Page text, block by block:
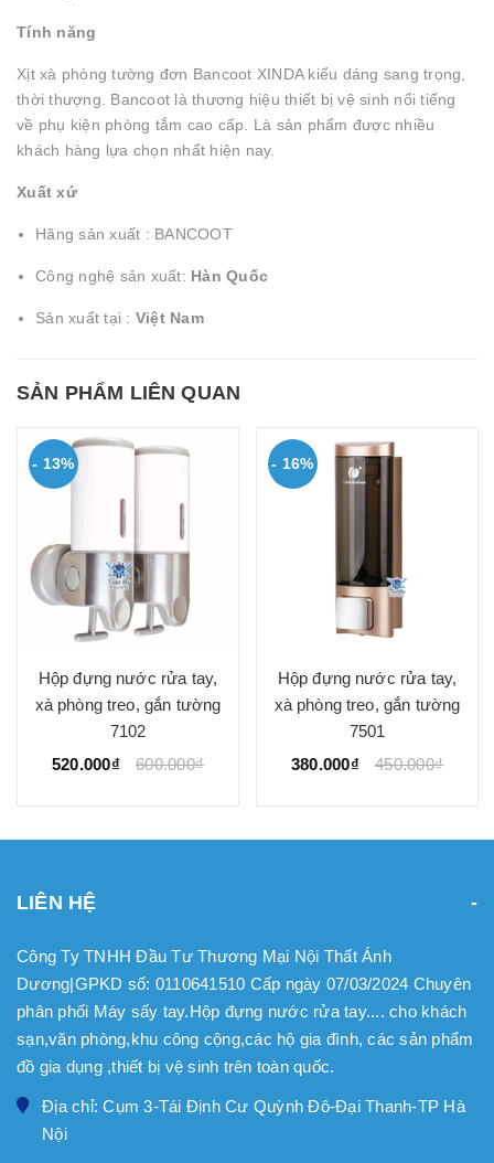
Tính năng
Xịt xà phòng tường đơn Bancoot XINDA kiểu dáng sang trọng,
thời thượng. Bancoot là thương hiệu thiết bị vệ sinh nổi tiếng
về phụ kiện phòng tắm cao cấp. Là sản phẩm được nhiều
khách hàng lựa chọn nhất hiện nay.
Xuất xứ
Hãng sản xuất : BANCOOT
Công nghệ sản xuất: Hàn Quốc
Sản xuất tại : Việt Nam
SẢN PHẨM LIÊN QUAN
- 13%
Hộp đựng nước rửa tay,
xà phòng treo, gắn tường
7102
520.000₫
600.000₫
- 16%
Hộp đựng nước rửa tay,
xà phòng treo, gắn tường
7501
380.000₫
450.000₫
LIÊN HỆ
Công Ty TNHH Đầu Tư Thương Mại Nội Thất Ánh
Dương|GPKD số: 0110641510 Cấp ngày 07/03/2024 Chuyên
phân phối Máy sấy tay.Hộp đựng nước rửa tay.... cho khách
sạn,văn phòng,khu công cộng,các hộ gia đình, các sản phẩm
đồ gia dụng ,thiết bị vệ sinh trên toàn quốc.
Địa chỉ: Cụm 3-Tái Định Cư Quỳnh Đô-Đại Thanh-TP Hà
Nội